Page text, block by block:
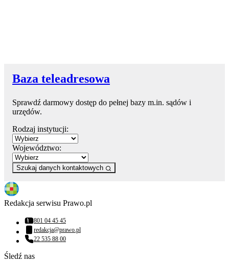
Baza teleadresowa
Sprawdź darmowy dostęp do pełnej bazy m.in. sądów i
urzędów.
Rodzaj instytucji:
Województwo:
Szukaj danych kontaktowych
Redakcja serwisu Prawo.pl
Numer telefonu:
801 04 45 45
Adres email:
redakcja@prawo.pl
Numer telefonu:
22 535 88 00
Śledź nas